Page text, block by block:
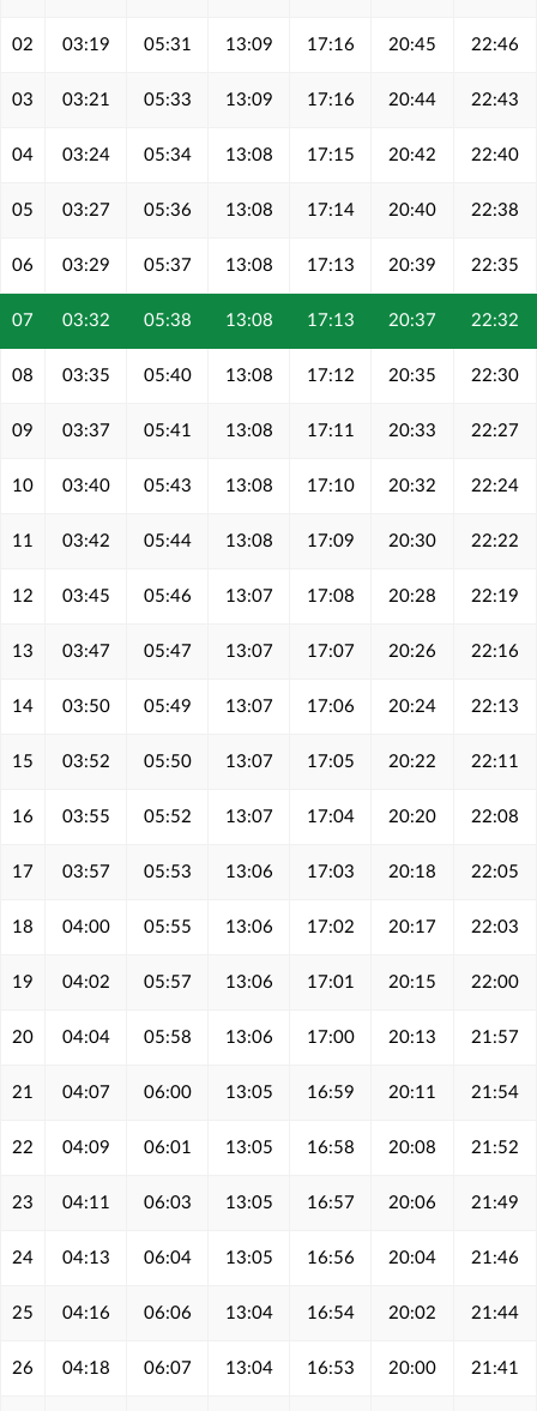
02 03:19 05:31 13:09 17:16 20:45 22:46
03 03:21 05:33 13:09 17:16 20:44 22:43
04 03:24 05:34 13:08 17:15 20:42 22:40
05 03:27 05:36 13:08 17:14 20:40 22:38
06 03:29 05:37 13:08 17:13 20:39 22:35
07 03:32 05:38 13:08 17:13 20:37 22:32
08 03:35 05:40 13:08 17:12 20:35 22:30
09 03:37 05:41 13:08 17:11 20:33 22:27
10 03:40 05:43 13:08 17:10 20:32 22:24
11 03:42 05:44 13:08 17:09 20:30 22:22
12 03:45 05:46 13:07 17:08 20:28 22:19
13 03:47 05:47 13:07 17:07 20:26 22:16
14 03:50 05:49 13:07 17:06 20:24 22:13
15 03:52 05:50 13:07 17:05 20:22 22:11
16 03:55 05:52 13:07 17:04 20:20 22:08
17 03:57 05:53 13:06 17:03 20:18 22:05
18 04:00 05:55 13:06 17:02 20:17 22:03
19 04:02 05:57 13:06 17:01 20:15 22:00
20 04:04 05:58 13:06 17:00 20:13 21:57
21 04:07 06:00 13:05 16:59 20:11 21:54
22 04:09 06:01 13:05 16:58 20:08 21:52
23 04:11 06:03 13:05 16:57 20:06 21:49
24 04:13 06:04 13:05 16:56 20:04 21:46
25 04:16 06:06 13:04 16:54 20:02 21:44
26 04:18 06:07 13:04 16:53 20:00 21:41